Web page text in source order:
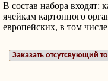
В состав набора входят:
ячейкам картонного
европейских, в том
Заказать отсутсвующий